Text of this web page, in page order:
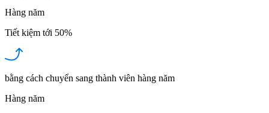
Hàng năm
Tiết kiệm tới 50%
bằng cách chuyển sang thành viên hàng năm
Hàng năm